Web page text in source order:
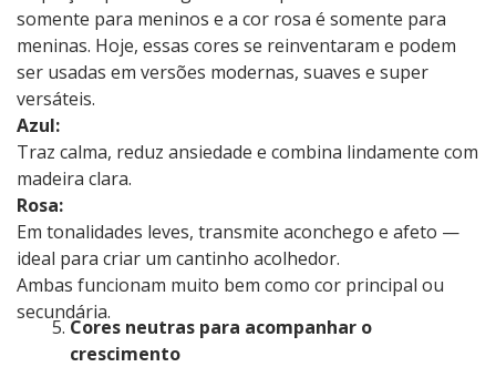
somente para meninos e a cor rosa é somente para
meninas. Hoje, essas cores se reinventaram e podem
ser usadas em versões modernas, suaves e super
versáteis.
Azul:
Traz calma, reduz ansiedade e combina lindamente com
madeira clara.
Rosa:
Em tonalidades leves, transmite aconchego e afeto —
ideal para criar um cantinho acolhedor.
Ambas funcionam muito bem como cor principal ou
secundária.
Cores neutras para acompanhar o
crescimento